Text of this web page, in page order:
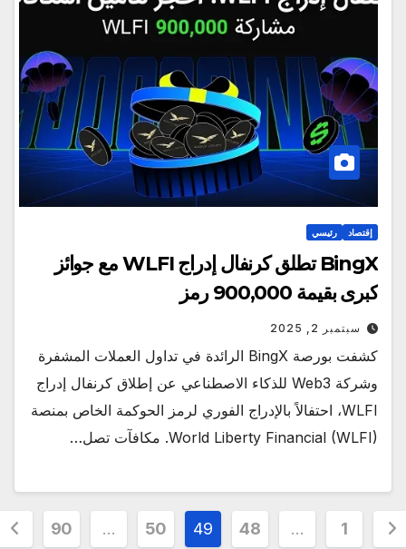
إقتصاد رئيسي
BingX تطلق كرنفال إدراج WLFI مع جوائز
كبرى بقيمة 900,000 رمز
سبتمبر 2, 2025
كشفت بورصة BingX الرائدة في تداول العملات المشفرة
وشركة Web3 للذكاء الاصطناعي عن إطلاق كرنفال إدراج
WLFI، احتفالاً بالإدراج الفوري لرمز الحوكمة الخاص بمنصة
World Liberty Financial (WLFI). مكافآت تصل…
…
48
49
50
…
90